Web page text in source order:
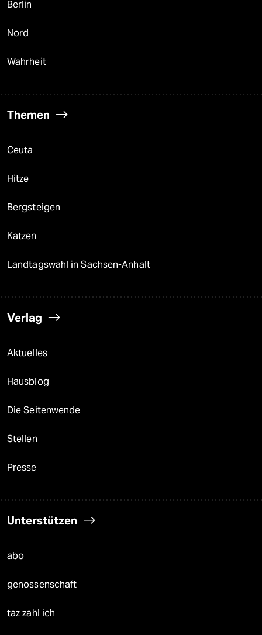
Berlin
Nord
Wahrheit
Themen
Ceuta
Hitze
Bergsteigen
Katzen
Landtagswahl in Sachsen-Anhalt
Verlag
Aktuelles
Hausblog
Die Seitenwende
Stellen
Presse
Unterstützen
abo
genossenschaft
taz zahl ich